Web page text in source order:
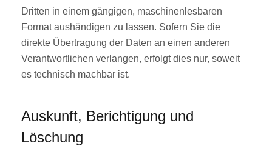
Dritten in einem gängigen, maschinenlesbaren
Format aushändigen zu lassen. Sofern Sie die
direkte Übertragung der Daten an einen anderen
Verantwortlichen verlangen, erfolgt dies nur, soweit
es technisch machbar ist.
Auskunft, Berichtigung und
Löschung